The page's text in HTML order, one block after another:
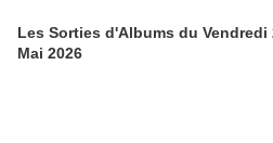
Les Sorties d'Albums du Vendredi
Mai 2026